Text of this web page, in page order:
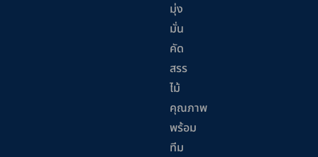
มุ่ง
มั่น
คัด
สรร
ไม้
คุณภาพ
พร้อม
ทีม